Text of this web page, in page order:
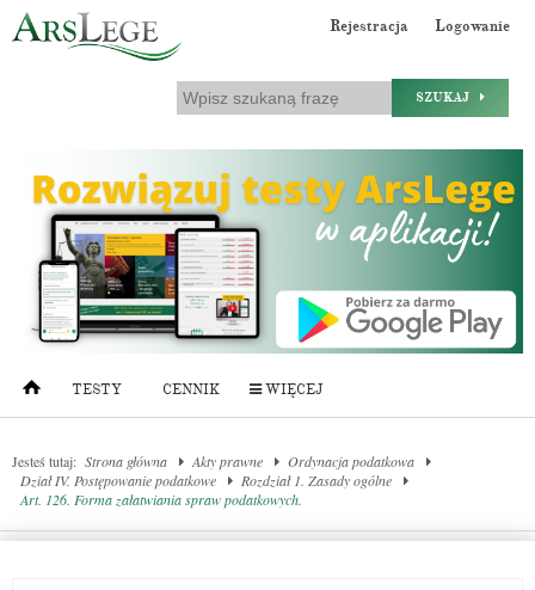
Rejestracja Logowanie
SZUKAJ
TESTY CENNIK WIĘCEJ
Jesteś tutaj: Strona główna Akty prawne
Ordynacja podatkowa
Dział IV. Postępowanie podatkowe
Rozdział 1. Zasady ogólne
Art. 126. Forma załatwiania spraw podatkowych.